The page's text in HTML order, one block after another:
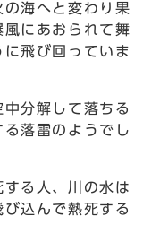
海へと変わり果
にあおられて舞
飛び回っていま
分解して落ちる
落雷のようでし
る人、川の水は
込んで熱死する